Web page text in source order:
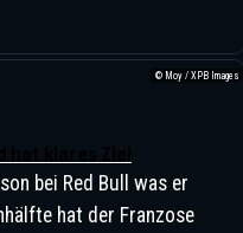
© Moy / XPB Images
bei Red Bull was er
hat der Franzose